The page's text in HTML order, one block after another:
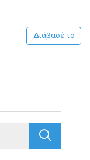
Διάβασέ το
Search